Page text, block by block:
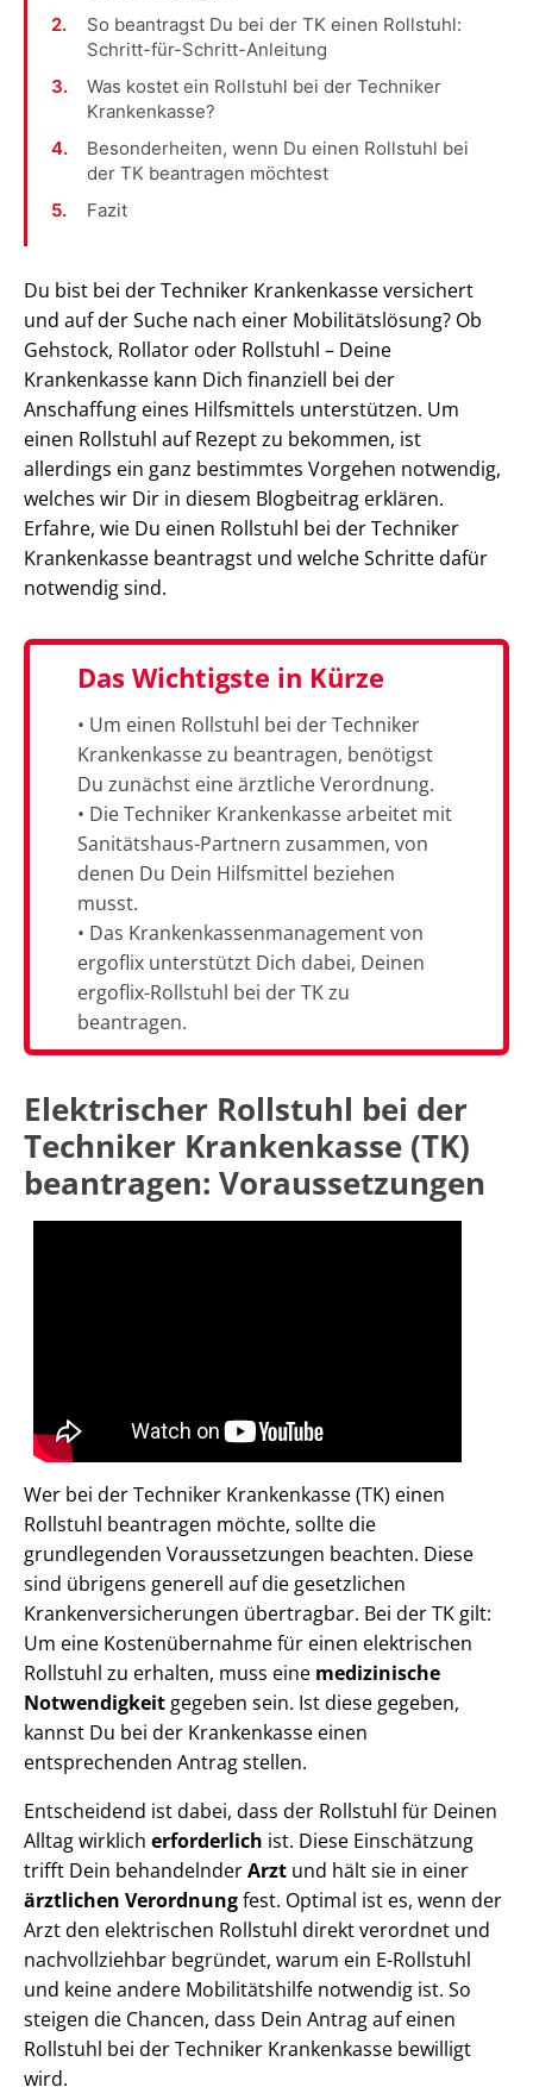
So beantragst Du bei der TK einen Rollstuhl:
Schritt-für-Schritt-Anleitung
Was kostet ein Rollstuhl bei der Techniker
Krankenkasse?
Besonderheiten, wenn Du einen Rollstuhl bei
der TK beantragen möchtest
Fazit
Du bist bei der Techniker Krankenkasse versichert
und auf der Suche nach einer Mobilitätslösung? Ob
Gehstock, Rollator oder Rollstuhl – Deine
Krankenkasse kann Dich finanziell bei der
Anschaffung eines Hilfsmittels unterstützen. Um
einen Rollstuhl auf Rezept zu bekommen, ist
allerdings ein ganz bestimmtes Vorgehen notwendig,
welches wir Dir in diesem Blogbeitrag erklären.
Erfahre, wie Du einen Rollstuhl bei der Techniker
Krankenkasse beantragst und welche Schritte dafür
notwendig sind.
Das Wichtigste in Kürze
• Um einen Rollstuhl bei der Techniker
Krankenkasse zu beantragen, benötigst
Du zunächst eine ärztliche Verordnung.
• Die Techniker Krankenkasse arbeitet mit
Sanitätshaus-Partnern zusammen, von
denen Du Dein Hilfsmittel beziehen
musst.
• Das Krankenkassenmanagement von
ergoflix unterstützt Dich dabei, Deinen
ergoflix-Rollstuhl bei der TK zu
beantragen.
Elektrischer Rollstuhl bei der
Techniker Krankenkasse (TK)
beantragen: Voraussetzungen
Wer bei der Techniker Krankenkasse (TK) einen
Rollstuhl beantragen möchte, sollte die
grundlegenden Voraussetzungen beachten. Diese
sind übrigens generell auf die gesetzlichen
Krankenversicherungen übertragbar. Bei der TK gilt:
Um eine Kostenübernahme für einen elektrischen
Rollstuhl zu erhalten, muss eine medizinische
Notwendigkeit gegeben sein. Ist diese gegeben,
kannst Du bei der Krankenkasse einen
entsprechenden Antrag stellen.
Entscheidend ist dabei, dass der Rollstuhl für Deinen
Alltag wirklich erforderlich ist. Diese Einschätzung
trifft Dein behandelnderArzt und hält sie in einer
ärztlichen Verordnungfest. Optimal ist es, wenn der
Arzt den elektrischen Rollstuhl direkt verordnet und
nachvollziehbar begründet, warum ein E-Rollstuhl
und keine andere Mobilitätshilfe notwendig ist. So
steigen die Chancen, dass Dein Antrag auf einen
Rollstuhl bei der Techniker Krankenkasse bewilligt
wird.